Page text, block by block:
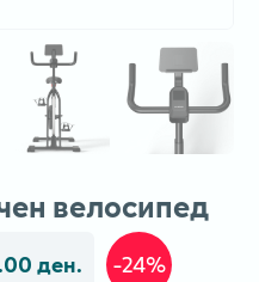
велосипед
ден. -24%